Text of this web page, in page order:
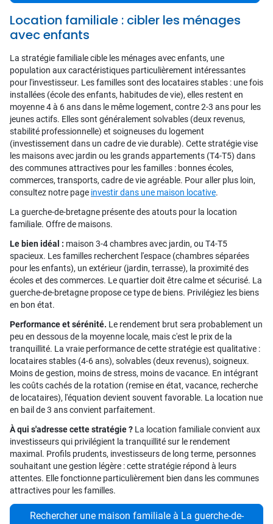
Location familiale : cibler les ménages
avec enfants
La stratégie familiale cible les ménages avec enfants, une
population aux caractéristiques particulièrement intéressantes
pour l'investisseur. Les familles sont des locataires stables : une fois
installées (école des enfants, habitudes de vie), elles restent en
moyenne 4 à 6 ans dans le même logement, contre 2-3 ans pour les
jeunes actifs. Elles sont généralement solvables (deux revenus,
stabilité professionnelle) et soigneuses du logement
(investissement dans un cadre de vie durable). Cette stratégie vise
les maisons avec jardin ou les grands appartements (T4-T5) dans
des communes attractives pour les familles : bonnes écoles,
commerces, transports, cadre de vie agréable. Pour aller plus loin,
consultez notre page investir dans une maison locative.
La guerche-de-bretagne présente des atouts pour la location
familiale. Offre de maisons.
Le bien idéal : maison 3-4 chambres avec jardin, ou T4-T5
spacieux. Les familles recherchent l'espace (chambres séparées
pour les enfants), un extérieur (jardin, terrasse), la proximité des
écoles et des commerces. Le quartier doit être calme et sécurisé. La
guerche-de-bretagne propose ce type de biens. Privilégiez les biens
en bon état.
Performance et sérénité. Le rendement brut sera probablement un
peu en dessous de la moyenne locale, mais c'est le prix de la
tranquillité. La vraie performance de cette stratégie est qualitative :
locataires stables (4-6 ans), solvables (deux revenus), soigneux.
Moins de gestion, moins de stress, moins de vacance. En intégrant
les coûts cachés de la rotation (remise en état, vacance, recherche
de locataires), l'équation devient souvent favorable. La location nue
en bail de 3 ans convient parfaitement.
À qui s'adresse cette stratégie ? La location familiale convient aux
investisseurs qui privilégient la tranquillité sur le rendement
maximal. Profils prudents, investisseurs de long terme, personnes
souhaitant une gestion légère : cette stratégie répond à leurs
attentes. Elle fonctionne particulièrement bien dans les communes
attractives pour les familles.
Rechercher une maison familiale à La guerche-de-